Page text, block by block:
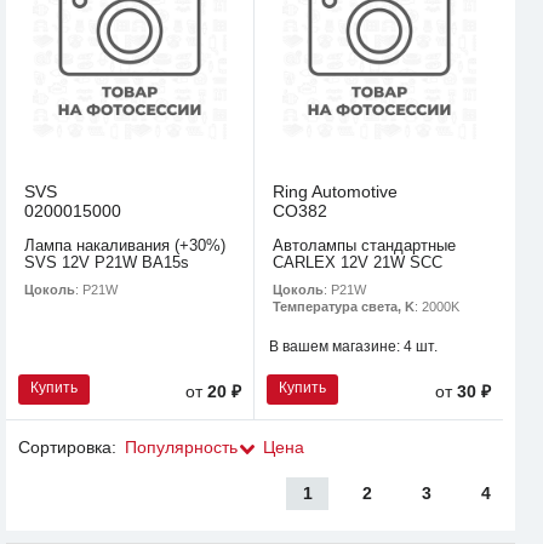
SVS
0200015000
Лампа накаливания (+30%)
SVS 12V P21W BA15s
Цоколь: P21W
Купить от20 ₽
Ring Automotive
CO382
Автолампы стандартные
CARLEX 12V 21W SCC
Цоколь: P21W
Температура света, K: 2000K
В вашем магазине: 4 шт.
Купить от30 ₽
Сортировка: Популярность Цена
1 2 3 4